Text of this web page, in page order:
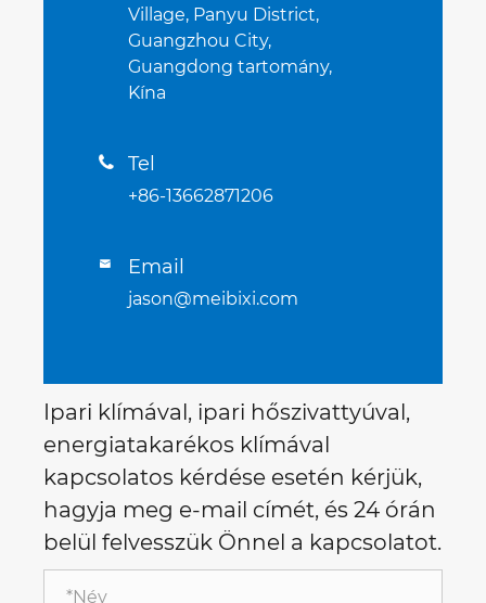
Village, Panyu District,
Guangzhou City,
Guangdong tartomány,
Kína
 Tel
+86-13662871206
 Email
jason@meibixi.com
Ipari klímával, ipari hőszivattyúval,
energiatakarékos klímával
kapcsolatos kérdése esetén kérjük,
hagyja meg e-mail címét, és 24 órán
belül felvesszük Önnel a kapcsolatot.